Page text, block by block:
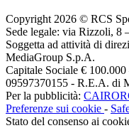
Copyright 2026 © RCS
Sede legale: via Rizzoli, 8
Soggetta ad attività di
MediaGroup S.p.A.
Capitale Sociale €
09597370155 - R.E.A. di
Per la pubblicità:
Preferenze sui cookie -
Stato del consenso ai